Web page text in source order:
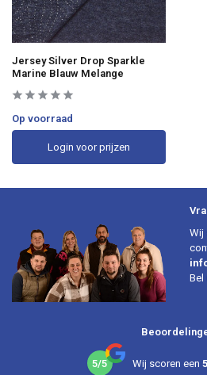
Jersey Silver Drop Sparkle
Marine Blauw Melange
Op voorraad
Login voor prijzen
Wij
Bel
5/5 Wij scoren een